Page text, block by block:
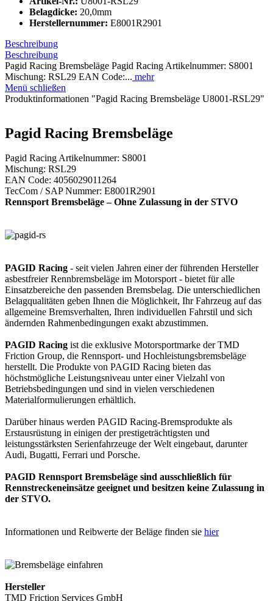
Belagdicke: 20,0mm
Herstellernummer: E8001R2901
Beschreibung
Beschreibung
Pagid Racing Bremsbeläge Pagid Racing Artikelnummer: S8001
Mischung: RSL29 EAN Code:... mehr
Menü schließen
Produktinformationen "Pagid Racing Bremsbeläge U8001-RSL29"
Pagid Racing Bremsbeläge
Pagid Racing Artikelnummer: S8001
Mischung: RSL29
EAN Code: 4056029011264
TecCom / SAP Nummer: E8001R2901
Rennsport Bremsbeläge – Ohne Zulassung in der STVO
PAGID Racing - seit vielen Jahren einer der führenden Hersteller
asbestfreier Rennbremsbeläge im Motorsport - bietet für alle
Einsatzbereiche den passenden Bremsbelag. Die unterschiedlichen
Belagqualitäten geben Ihnen die Möglichkeit, Ihr Fahrzeug auf das
allgemeine Bremsverhalten, Ihren individuellen Fahrstil und sich
ändernden Rahmenbedingungen exakt abzustimmen.
PAGID Racing ist die exklusive Motorsportmarke der TMD
Friction Group, die Rennsport- und Hochleistungsbremsbeläge
herstellt. Die Produkte von PAGID Racing bieten das
höchstmögliche Leistungsniveau unter einer Vielzahl von
Betriebsbedingungen und sind in vielen verschiedenen
Materialformulierungen erhältlich.
Darüber hinaus werden PAGID Racing-Bremsprodukte als
Erstausrüstung in einigen der prestigeträchtigsten und
leistungsstärksten Serienfahrzeuge der Welt eingebaut, darunter
Audi, Bugatti, Ferrari und Porsche.
PAGID Rennsport Bremsbeläge sind ausschließlich für
Rennstreckeneinsätze geeignet und besitzen keine Zulassung in
der STVO.
Informationen und Reibwerte der Beläge finden sie hier
Hersteller
TMD Friction Services GmbH